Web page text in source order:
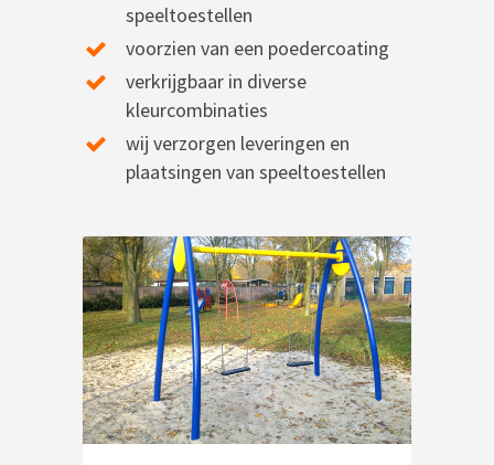
speeltoestellen
voorzien van een poedercoating
verkrijgbaar in diverse
kleurcombinaties
wij verzorgen leveringen en
plaatsingen van speeltoestellen